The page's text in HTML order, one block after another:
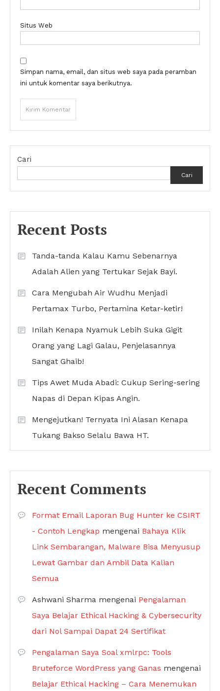
Situs Web
Simpan nama, email, dan situs web saya pada peramban
ini untuk komentar saya berikutnya.
Cari
Cari
Recent Posts
Tanda-tanda Kalau Kamu Sebenarnya
Adalah Alien yang Tertukar Sejak Bayi.
Cara Mengubah Air Wudhu Menjadi
Pertamax Turbo, Pertamina Ketar-ketir!
Inilah Kenapa Nyamuk Lebih Suka Gigit
Orang yang Lagi Galau, Penjelasannya
Sangat Ghaib!
Tips Awet Muda Abadi: Cukup Sering-sering
Napas di Depan Kipas Angin.
Mengejutkan! Ternyata Ini Alasan Kenapa
Tukang Bakso Selalu Bawa HT.
Recent Comments
Format Email Laporan Bug Hunter ke CSIRT
- Contoh Lengkap mengenai Bahaya Klik
Link Sembarangan, Malware Bisa Menyusup
Lewat Gambar dan Ambil Data Kalian
Semua
Ashwani Sharma mengenai Pengalaman
Saya Belajar Ethical Hacking & Cybersecurity
dari Nol Sampai Dapat 24 Sertifikat
Pengalaman Saya Soal xmlrpc: Tools
Bruteforce WordPress yang Ganas mengenai
Belajar Ethical Hacking – Cara Menemukan